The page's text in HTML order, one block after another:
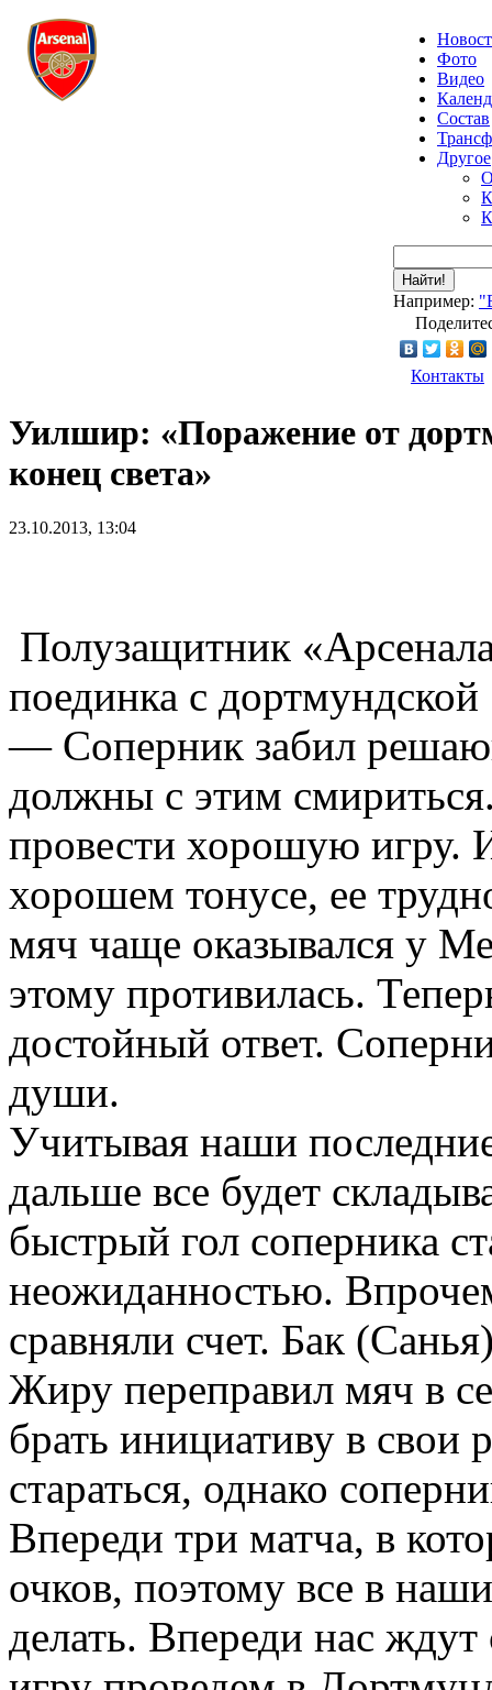
Фото
Видео
Состав
Другое
Найти!
Например:
Контакты
Уилшир: «Поражение от
конец света»
23.10.2013, 13:04
Полузащитник
поединка с
— Соперник забил
должны с этим
провести хорошую игру.
хорошем тонусе, ее
мяч чаще оказывался у
этому противилась.
достойный ответ.
души.
Учитывая наши
дальше все будет
быстрый гол соперника
неожиданностью.
сравняли счет. Бак
Жиру переправил мяч в
брать инициативу в свои
стараться, однако
Впереди три матча, в
очков, поэтому все в
делать. Впереди нас